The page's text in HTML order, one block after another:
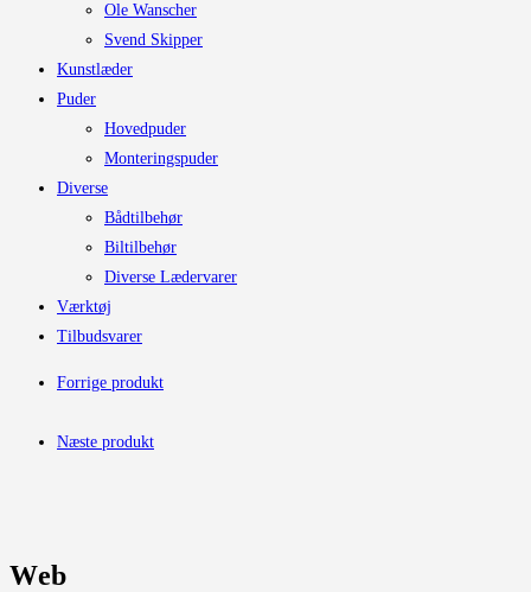
Ole Wanscher
Svend Skipper
Kunstlæder
Puder
Hovedpuder
Monteringspuder
Diverse
Bådtilbehør
Biltilbehør
Diverse Lædervarer
Værktøj
Tilbudsvarer
Forrige produkt
Næste produkt
Web